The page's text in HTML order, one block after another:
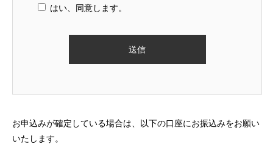
はい、同意します。
お申込みが確定している場合は、以下の口座にお振込みをお願い
いたします。